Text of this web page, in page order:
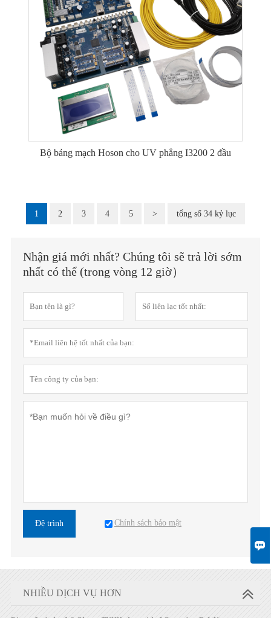

Bộ bảng mạch Hoson cho UV phẳng I3200 2 đầu
1 2 3 4 5 > tổng số 34 kỷ lục
Nhận giá mới nhất? Chúng tôi sẽ trả lời sớm
nhất có thể (trong vòng 12 giờ）
Đệ trình Chính sách bảo mật
NHIỀU DỊCH VỤ HƠN